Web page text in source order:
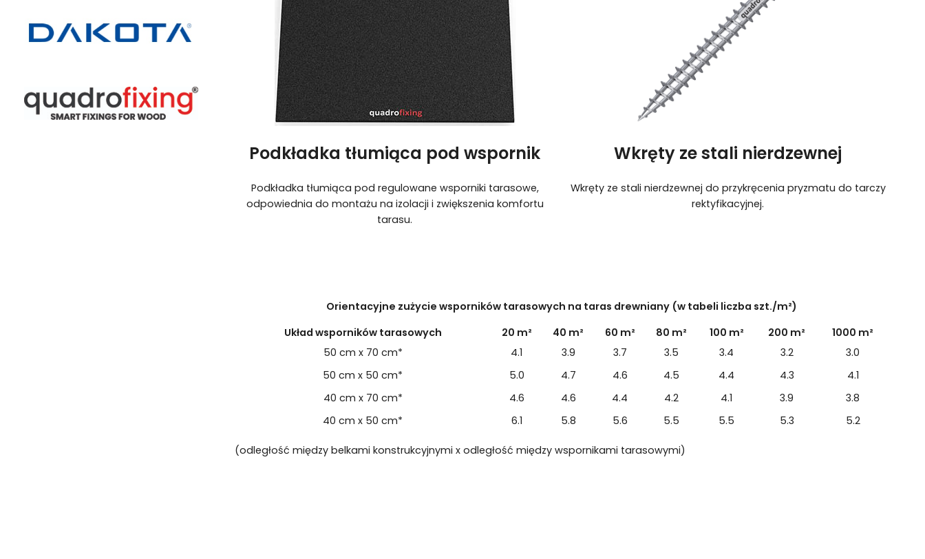
Podkładka tłumiąca pod wspornik
Podkładka tłumiąca pod regulowane wsporniki tarasowe,
odpowiednia do montażu na izolacji i zwiększenia komfortu
tarasu.
Wkręty ze stali nierdzewnej
Wkręty ze stali nierdzewnej do przykręcenia pryzmatu do tarczy
rektyfikacyjnej.
Orientacyjne zużycie wsporników tarasowych na taras drewniany (w tabeli liczba szt./m²)
Układ wsporników tarasowych
20 m² 40 m² 60 m² 80 m² 100 m² 200 m²
1000 m²
50 cm x 70 cm*
4.1 3.9 3.7 3.5 3.4 3.2
3.0
50 cm x 50 cm*
5.0 4.7 4.6 4.5 4.4 4.3
4.1
40 cm x 70 cm*
4.6 4.6 4.4 4.2 4.1 3.9
3.8
40 cm x 50 cm*
6.1 5.8 5.6 5.5 5.5 5.3 5.2
(odległość między belkami konstrukcyjnymi x odległość między wspornikami tarasowymi)